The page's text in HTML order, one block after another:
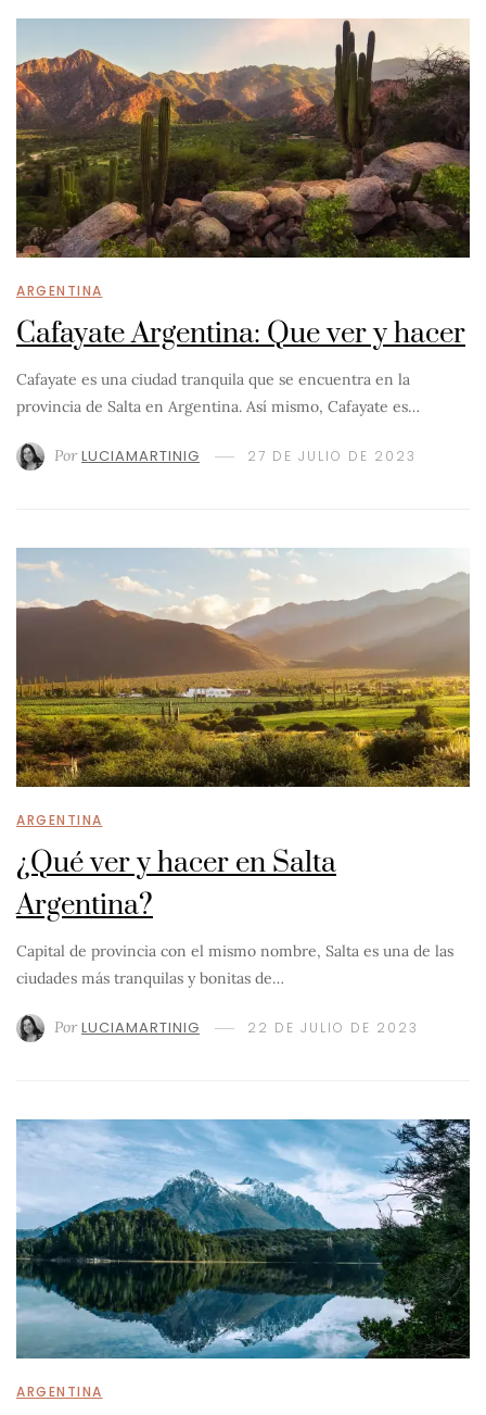
ARGENTINA
Cafayate Argentina: Que ver y hacer
Cafayate es una ciudad tranquila que se encuentra en la
provincia de Salta en Argentina. Así mismo, Cafayate es…
Por LUCIAMARTINIG 27 DE JULIO DE 2023
ARGENTINA
¿Qué ver y hacer en Salta
Argentina?
Capital de provincia con el mismo nombre, Salta es una de las
ciudades más tranquilas y bonitas de…
Por LUCIAMARTINIG 22 DE JULIO DE 2023
ARGENTINA